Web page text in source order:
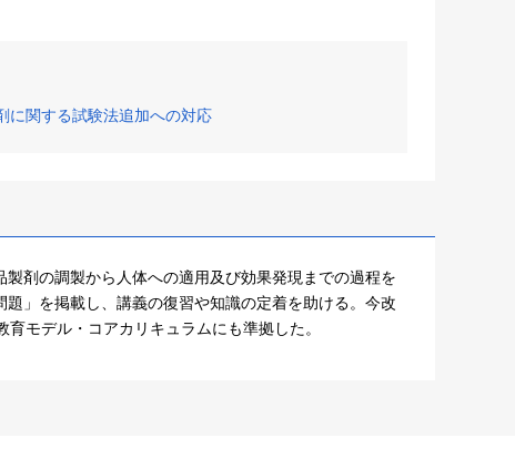
に関する試験法追加への対応
剤の調製から人体への適用及び効果発現までの過程を
」を掲載し、講義の復習や知識の定着を助ける。今改
モデル・コアカリキュラムにも準拠した。